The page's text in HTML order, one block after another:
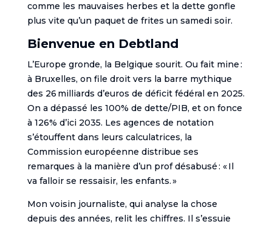
comme les mauvaises herbes et la dette gonfle
plus vite qu’un paquet de frites un samedi soir.
Bienvenue en Debtland
L’Europe gronde, la Belgique sourit. Ou fait mine :
à Bruxelles, on file droit vers la barre mythique
des 26 milliards d’euros de déficit fédéral en 2025.
On a dépassé les 100% de dette/PIB, et on fonce
à 126% d’ici 2035. Les agences de notation
s’étouffent dans leurs calculatrices, la
Commission européenne distribue ses
remarques à la manière d’un prof désabusé : « Il
va falloir se ressaisir, les enfants. »
Mon voisin journaliste, qui analyse la chose
depuis des années, relit les chiffres. Il s’essuie